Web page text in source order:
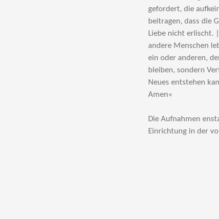
gefordert, die
beitragen, dass die
Liebe nicht erlischt.
andere Menschen
ein oder anderen,
bleiben, sondern
Neues entstehen
Amen«
Die Aufnahmen
Einrichtung in der